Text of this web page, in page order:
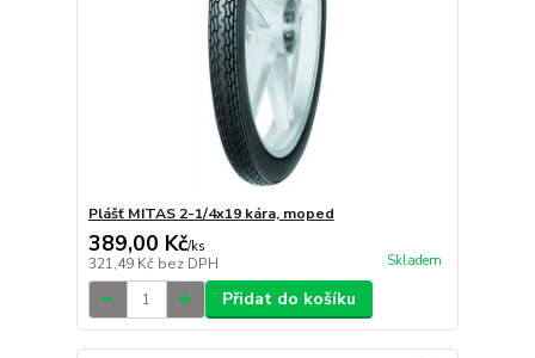
Plášť MITAS 2-1/4x19 kára, moped
389,00 Kč/ks
321,49 Kč bez DPH Skladem
Přidat do košíku